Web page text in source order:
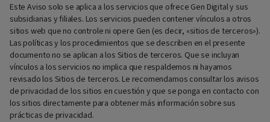
Este Aviso solo se aplica a los servicios que ofrece Gen Digital y sus
subsidiarias y filiales. Los servicios pueden contener vínculos a otros
sitios web que no controle ni opere Gen (es decir, «sitios de terceros»).
Las políticas y los procedimientos que se describen en el presente
documento no se aplican a los Sitios de terceros. Que se incluyan
vínculos a los servicios no implica que respaldemos ni hayamos
revisado los Sitios de terceros. Le recomendamos consultar los avisos
de privacidad de los sitios en cuestión y que se ponga en contacto con
los sitios directamente para obtener más información sobre sus
prácticas de privacidad.